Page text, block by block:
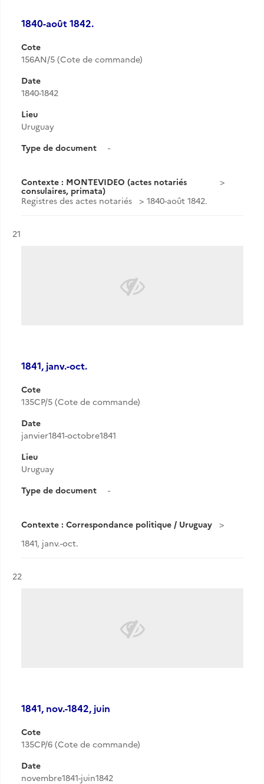
1840-août 1842.
Cote
156AN/5 (Cote de commande)
Date
1840-1842
Lieu
Uruguay
Type de document
-
Contexte : MONTEVIDEO (actes notariés
consulaires, primata)
Registres des actes notariés
1840-août 1842.
Résultat n°
21
1841, janv.-oct.
Cote
135CP/5 (Cote de commande)
Date
janvier1841-octobre1841
Lieu
Uruguay
Type de document
-
Contexte : Correspondance politique / Uruguay
1841, janv.-oct.
Résultat n°
22
1841, nov.-1842, juin
Cote
135CP/6 (Cote de commande)
Date
novembre1841-juin1842